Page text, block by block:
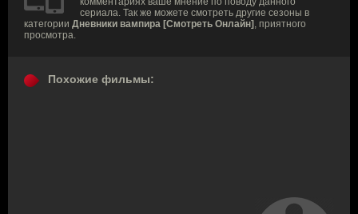
сериала. Так же можете смотреть другие сезоны в
категории Дневники вампира [Смотреть Онлайн] , приятного
просмотра.
Похожие фильмы: